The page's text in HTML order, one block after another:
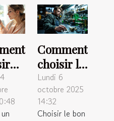
Comment
choisir le
bon type
de
serrure
Lundi 6
octobre 2025
14:32
Choisir le bon